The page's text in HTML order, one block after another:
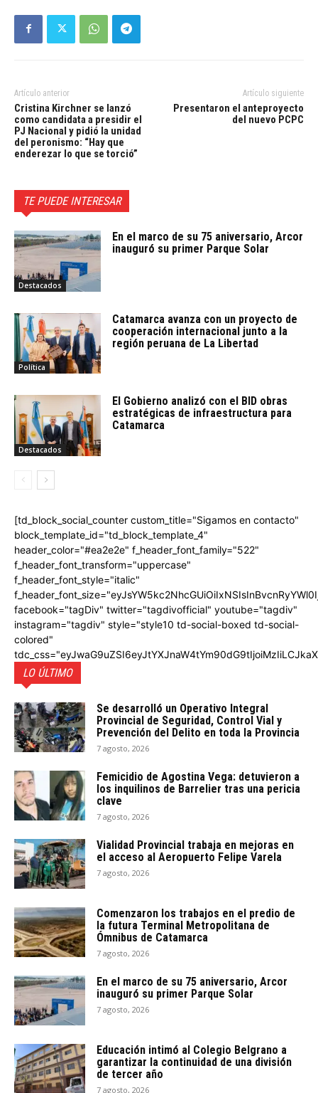
Artículo anterior
Cristina Kirchner se lanzó
como candidata a presidir el
PJ Nacional y pidió la unidad
del peronismo: “Hay que
enderezar lo que se torció”
Artículo siguiente
Presentaron el anteproyecto
del nuevo PCPC
TE PUEDE INTERESAR
Destacados
En el marco de su 75 aniversario, Arcor
inauguró su primer Parque Solar
Política
Catamarca avanza con un proyecto de
cooperación internacional junto a la
región peruana de La Libertad
Destacados
El Gobierno analizó con el BID obras
estratégicas de infraestructura para
Catamarca
[td_block_social_counter custom_title="Sigamos en contacto"
block_template_id="td_block_template_4"
header_color="#ea2e2e" f_header_font_family="522"
f_header_font_transform="uppercase"
f_header_font_style="italic"
facebook="tagDiv" twitter="tagdivofficial" youtube="tagdiv"
instagram="tagdiv" style="style10 td-social-boxed td-social-
colored"
LO ÚLTIMO
Se desarrolló un Operativo Integral
Provincial de Seguridad, Control Vial y
Prevención del Delito en toda la Provincia
7 agosto, 2026
Femicidio de Agostina Vega: detuvieron a
los inquilinos de Barrelier tras una pericia
clave
7 agosto, 2026
Vialidad Provincial trabaja en mejoras en
el acceso al Aeropuerto Felipe Varela
7 agosto, 2026
Comenzaron los trabajos en el predio de
la futura Terminal Metropolitana de
Ómnibus de Catamarca
7 agosto, 2026
En el marco de su 75 aniversario, Arcor
inauguró su primer Parque Solar
7 agosto, 2026
Educación intimó al Colegio Belgrano a
garantizar la continuidad de una división
de tercer año
7 agosto, 2026